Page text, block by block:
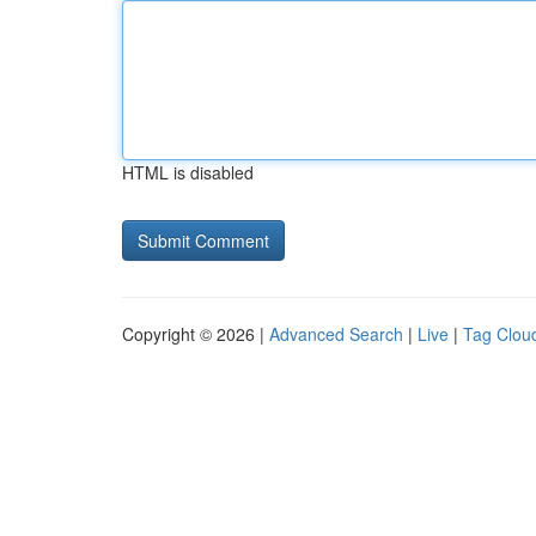
HTML is disabled
Copyright © 2026 | Advanced Search | Live | Tag